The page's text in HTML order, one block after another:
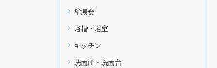
給湯器
浴槽・浴室
キッチン
洗面所・洗面台